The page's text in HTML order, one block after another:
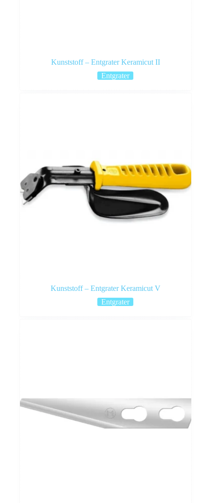
Kunststoff – Entgrater Keramicut II
Entgrater
Kunststoff – Entgrater Keramicut V
Entgrater